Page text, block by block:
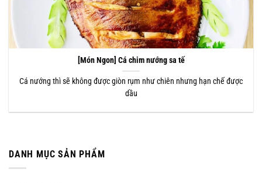
[Món Ngon] Cá chim nướng sa tế
Cá nướng thì sẽ không được giòn rụm như chiên nhưng hạn chế được
dầu
DANH MỤC SẢN PHẨM